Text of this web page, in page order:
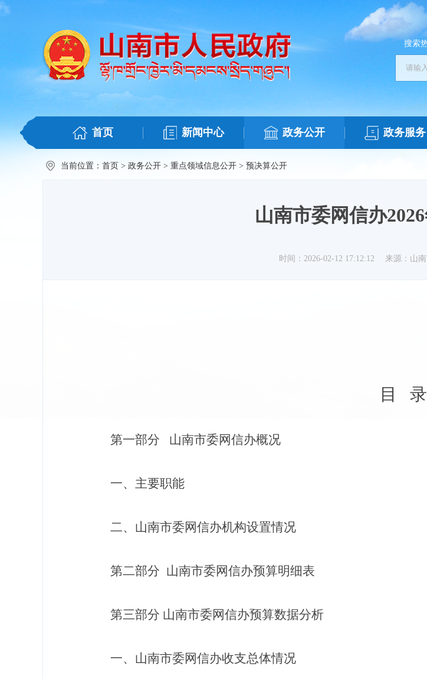
搜索
首页 新闻中心 政务公开 政务服务
当前位置： 首页 > 政务公开 > 重点领域信息公开 > 预决算公开
山南市委网信办
时间：2026-02-12 17:12:12 来源：山
目 录
第一部分 山南市委网信办概况
一、主要职能
二、 山南市委网信办机构设置情况
第二部分 山南市委网信办预算明细表
第三部分 山南市委网信办预算数据分析
一、 山南市委网信办收支总体情况